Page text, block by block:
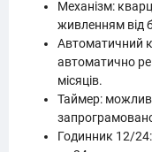
Механізм:
живленням від
Автоматичний
автоматично
місяців.
Таймер:
Годинник 12/